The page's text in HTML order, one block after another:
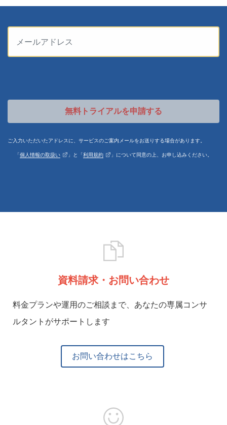
無料トライアルを申請する
ご入力いただいたアドレスに、サービスのご案内メールをお送りする場合があります。
「個人情報の取扱い 」と「利用規約 」について同意の上、お申し込みください。
資料請求・お問い合わせ
料金プランや運用のご相談まで、あなたの専属コンサ
ルタントがサポートします
お問い合わせはこちら